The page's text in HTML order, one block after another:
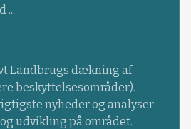
...
Landbrugs dækning af
beskyttelsesområder).
nyheder og analyser
udvikling på området.